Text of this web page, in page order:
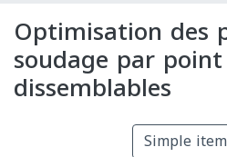
Optimisation des
soudage par
dissemblables
Simple